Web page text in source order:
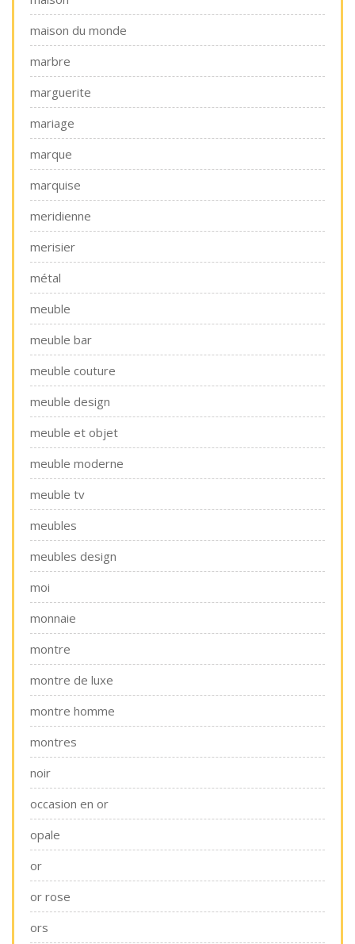
maison du monde
marbre
marguerite
mariage
marque
marquise
meridienne
merisier
métal
meuble
meuble bar
meuble couture
meuble design
meuble et objet
meuble moderne
meuble tv
meubles
meubles design
moi
monnaie
montre
montre de luxe
montre homme
montres
noir
occasion en or
opale
or
or rose
ors